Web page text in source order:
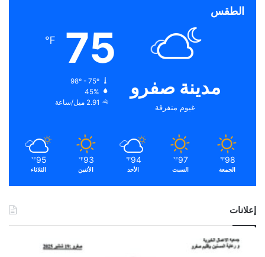
الطقس
مدينة صفرو
غيوم متفرقة
75
℉
98º - 75º
45%
2.91 ميل/ساعة
98
℉
الجمعة
97
℉
السبت
94
℉
الأحد
93
℉
الأثنين
95
℉
الثلاثاء
إعلانات